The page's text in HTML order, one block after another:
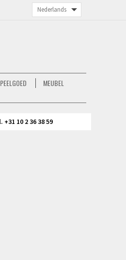
MEUBEL
10 2 36 38 59